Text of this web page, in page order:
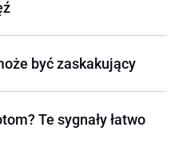
być zaskakujący
Te sygnały łatwo